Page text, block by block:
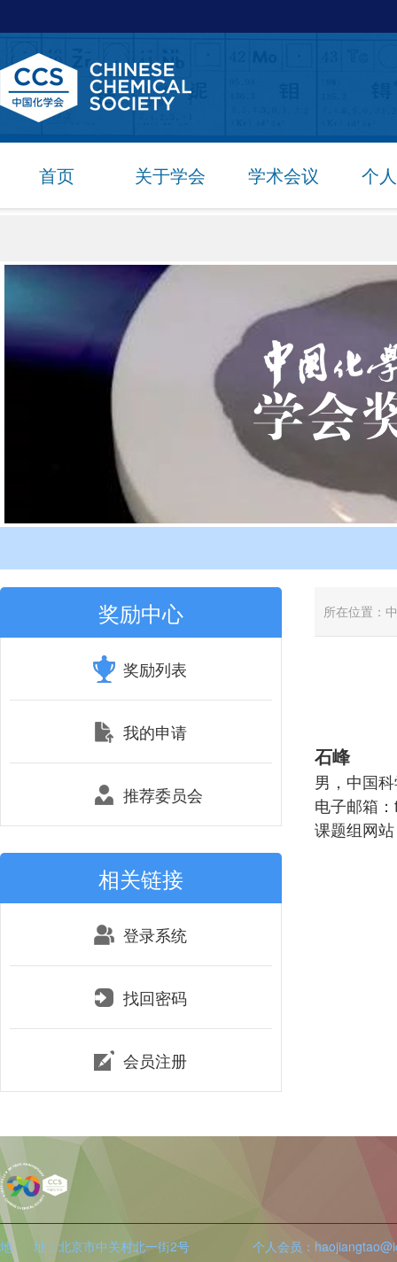
首页 关于学会 学术会议 个
奖励中心
奖励列表
我的申请
推荐委员会
相关链接
登录系统
找回密码
会员注册
所在位置：
石峰
男，中国
电子邮箱
课题组网
地 址：北京市中关村北一街2号
个人会员：